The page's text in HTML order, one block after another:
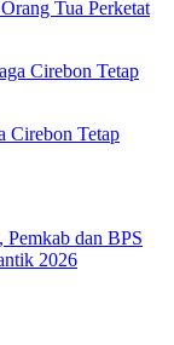
Tua Perketat
Cirebon Tetap
Pemkab dan BPS
2026